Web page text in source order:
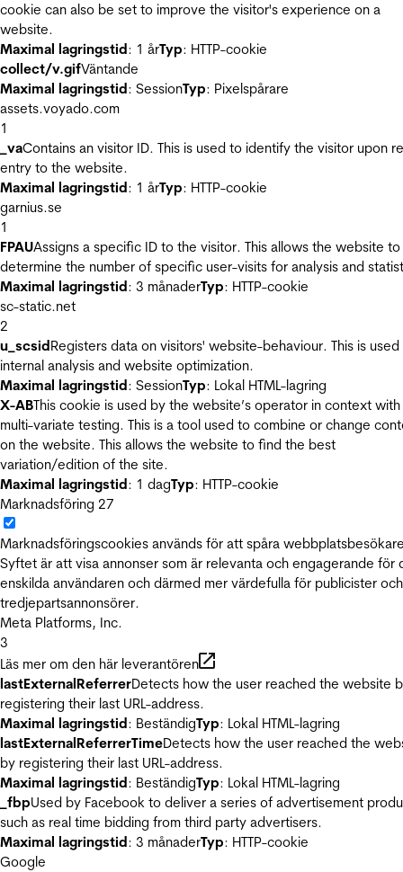
cookie can also be set to improve the visitor's experience on a
website.
Maximal lagringstid: 1 årTyp: HTTP-cookie
collect/v.gifVäntande
Maximal lagringstid: SessionTyp: Pixelspårare
assets.voyado.com
1
_vaContains an visitor ID. This is used to identify the visitor upon
entry to the website.
Maximal lagringstid: 1 årTyp: HTTP-cookie
garnius.se
1
FPAUAssigns a specific ID to the visitor. This allows the website to
determine the number of specific user-visits for analysis and
Maximal lagringstid: 3 månaderTyp: HTTP-cookie
sc-static.net
2
u_scsidRegisters data on visitors' website-behaviour. This is
internal analysis and website optimization.
Maximal lagringstid: SessionTyp: Lokal HTML-lagring
X-ABThis cookie is used by the website’s operator in context with
multi-variate testing. This is a tool used to combine or change
on the website. This allows the website to find the best
variation/edition of the site.
Maximal lagringstid: 1 dagTyp: HTTP-cookie
Marknadsföring 27
Marknadsföringscookies används för att spåra
Syftet är att visa annonser som är relevanta och engagerande för
enskilda användaren och därmed mer värdefulla för publicister och
tredjepartsannonsörer.
Meta Platforms, Inc.
3
Läs mer om den här leverantören
lastExternalReferrerDetects how the user reached the website
registering their last URL-address.
Maximal lagringstid: BeständigTyp: Lokal HTML-lagring
lastExternalReferrerTimeDetects how the user reached the
by registering their last URL-address.
Maximal lagringstid: BeständigTyp: Lokal HTML-lagring
_fbpUsed by Facebook to deliver a series of advertisement
such as real time bidding from third party advertisers.
Maximal lagringstid: 3 månaderTyp: HTTP-cookie
Google